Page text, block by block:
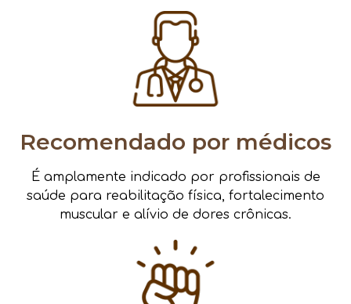
Recomendado por médicos
É amplamente indicado por profissionais de
saúde para reabilitação física, fortalecimento
muscular e alívio de dores crônicas.